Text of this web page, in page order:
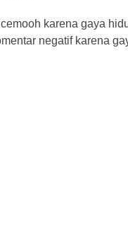
karena gaya
negatif karena